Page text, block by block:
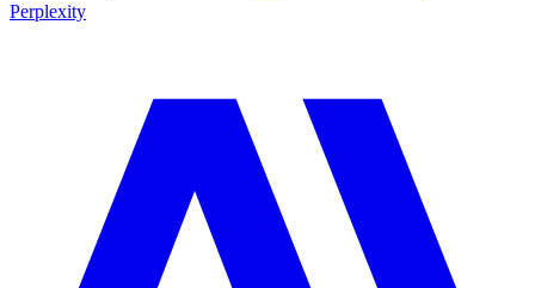
Perplexity